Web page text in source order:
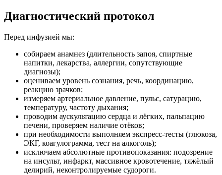
Диагностический протокол
Перед инфузией мы:
собираем анамнез (длительность запоя, спиртные
напитки, лекарства, аллергии, сопутствующие
диагнозы);
оцениваем уровень сознания, речь, координацию,
реакцию зрачков;
измеряем артериальное давление, пульс, сатурацию,
температуру, частоту дыхания;
проводим аускультацию сердца и лёгких, пальпацию
печени, проверяем наличие отёков;
при необходимости выполняем экспресс-тесты (глюкоза,
ЭКГ, коагулограмма, тест на алкоголь);
исключаем абсолютные противопоказания: подозрение
на инсульт, инфаркт, массивное кровотечение, тяжёлый
делирий, неконтролируемые судороги.